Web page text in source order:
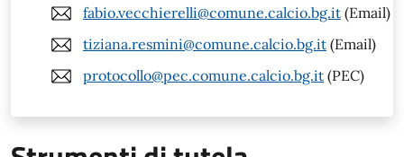
fabio.vecchierelli@comune.calcio.bg.it (Email)
tiziana.resmini@comune.calcio.bg.it (Email)
protocollo@pec.comune.calcio.bg.it (PEC)